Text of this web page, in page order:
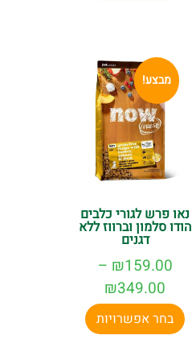
מבצע!
נאו פרש לגורי כלבים
הודו סלמון וברווז ללא
דגנים
₪159.00
–
₪349.00
בחר אפשרויות